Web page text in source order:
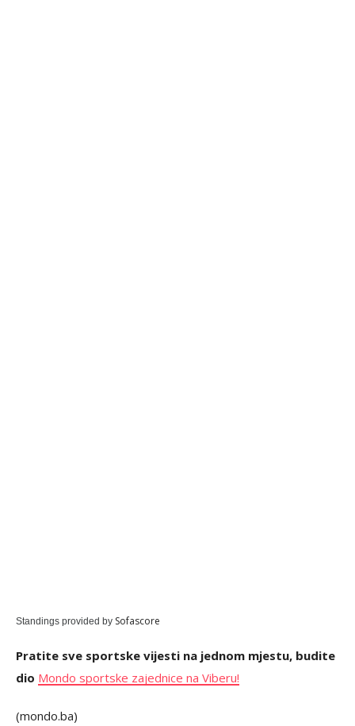
Standings provided by Sofascore
Pratite sve sportske vijesti na jednom mjestu, budite
dio Mondo sportske zajednice na Viberu!
(mondo.ba)